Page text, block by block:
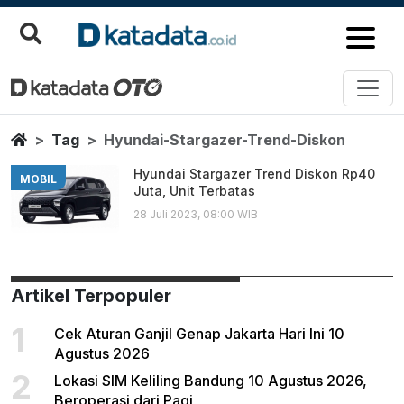
Hyundai Stargazer Trend Diskon
Berita Terbaru
HomeTag Hyundai-Stargazer-Trend-Diskon
MOBIL
Hyundai Stargazer Trend Diskon Rp40
Juta, Unit Terbatas
28 Juli 2023, 08:00 WIB
Artikel Terpopuler
1
Cek Aturan Ganjil Genap Jakarta Hari Ini 10
Agustus 2026
2
Lokasi SIM Keliling Bandung 10 Agustus 2026,
Beroperasi dari Pagi